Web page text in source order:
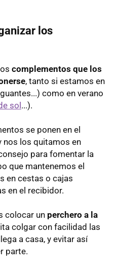
los
complementos que los
, tanto si estamos en
como en verano
sol...).
se ponen en el
nos los quitamos en
para fomentar la
que mantenemos el
en cestas o cajas
en el recibidor.
colocar un perchero a la
colgar con facilidad las
a casa, y evitar así
parte.